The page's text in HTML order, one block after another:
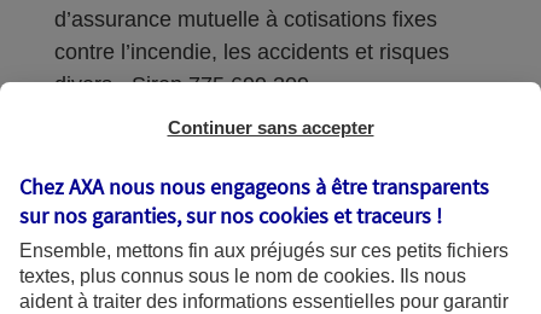
d’assurance mutuelle à cotisations fixes
contre l’incendie, les accidents et risques
divers - Siren 775 699 309
Sièges sociaux : 313 Terrasses de l’Arche –
Coordonnées de l'Autorité de contrôle
prudentiel et de résolution (ACPR) : - 4
Place de Budapest - CS 92459 - 75436
Continuer sans accepter
Chez AXA nous nous engageons à être transparents
sur nos garanties, sur noscookies et traceurs !
Ensemble, mettons fin aux préjugés sur ces petits fichiers
textes, plus connus sous le nom de cookies. Ils nous
aident à traiter des informations essentielles pour garantir